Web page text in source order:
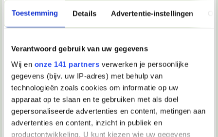
Toestemming Details Advertentie-instellingen
Verantwoord gebruik van uw gegevens
Wij en onze 141 partners verwerken je persoonlijke
gegevens (bijv. uw IP-adres) met behulp van
technologieën zoals cookies om informatie op uw
apparaat op te slaan en te gebruiken met als doel
gepersonaliseerde advertenties en content, metingen aan
advertenties en content, inzicht in publiek en
productontwikkeling. U kunt kiezen wie uw gegevens
"#25 maart 2005: Quiana is op De Kantine vervangen door PV"
12-08-2007, 22:38
Stefenootje, je moet niet zoveel nadenken over wat andere
mensen misschien wel niet zouden kunnen denken.
is alleen maar vermoeiend. Gewoon doen wat jij wilt en
/caren wat anderen denken!
__________________
Je was een glasblazer met een wolk van diamanten aan zijn mond
12-08-2007, 22:38
TRA